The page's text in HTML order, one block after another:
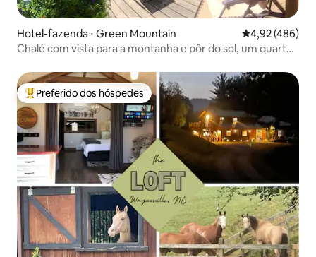
Hotel-fazenda ⋅ Green Mountain 4,92 de uma
4,92 (486)
Chalé com vista para a montanha e pôr do sol, um quarto
Entre os melhores preferidos dos hóspedes
Preferido dos hóspedes